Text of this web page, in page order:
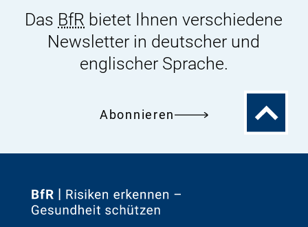
Das BfR bietet Ihnen verschiedene
Newsletter in deutscher und
englischer Sprache.
Abonnieren
Zum
Zur